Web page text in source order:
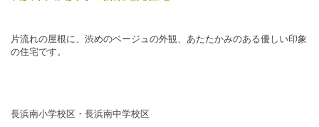
片流れの屋根に、渋めのベージュの外観、あたたかみのある優しい印象
の住宅です。
長浜南小学校区・長浜南中学校区